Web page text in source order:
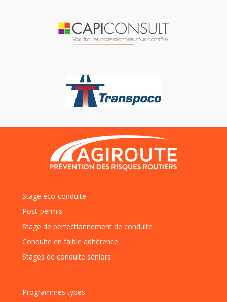
Stage éco-conduite
Post-permis
Stage de perfectionnement de conduite
Conduite en faible adhérence
Stages de conduite séniors
Programmes types